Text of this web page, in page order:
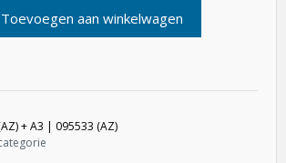
Toevoegen aan winkelwagen
+ A3 | 095533 (AZ)